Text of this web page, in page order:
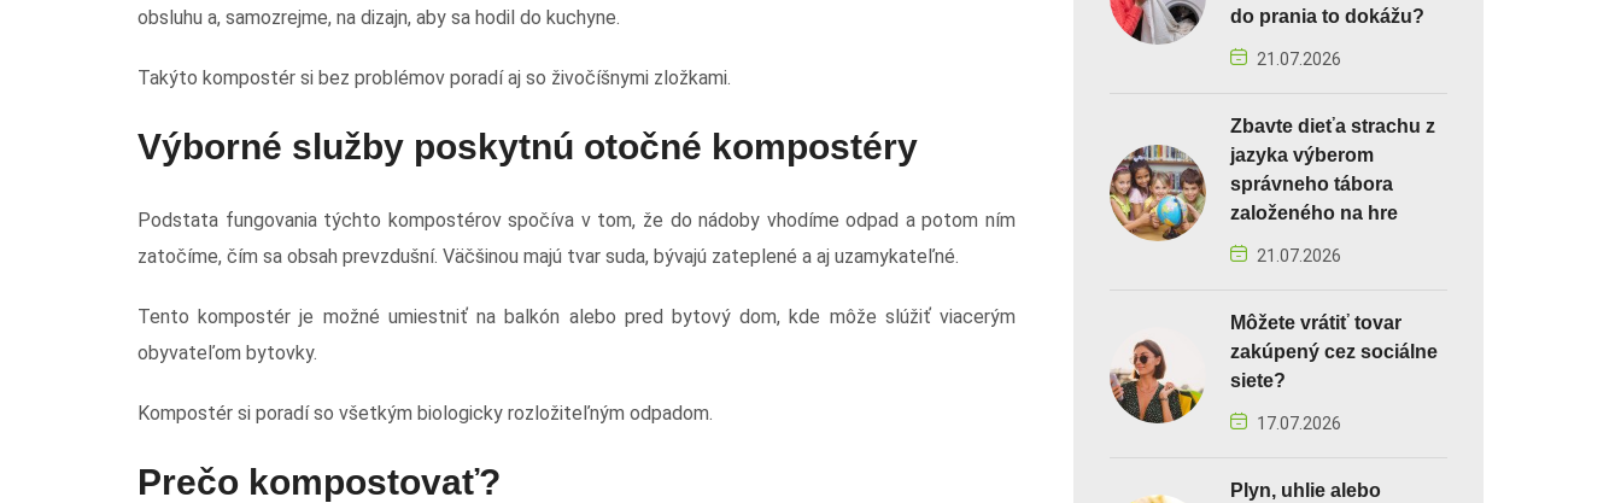
obsluhu a, samozrejme, na dizajn, aby sa hodil do kuchyne.
Takýto kompostér si bez problémov poradí aj so živočíšnymi zložkami.
Výborné služby poskytnú otočné kompostéry
Podstata fungovania týchto kompostérov spočíva v tom, že do nádoby vhodíme odpad a potom ním
zatočíme, čím sa obsah prevzdušní. Väčšinou majú tvar suda, bývajú zateplené a aj uzamykateľné.
Tento kompostér je možné umiestniť na balkón alebo pred bytový dom, kde môže slúžiť viacerým
obyvateľom bytovky.
Kompostér si poradí so všetkým biologicky rozložiteľným odpadom.
Prečo kompostovať?
do prania to dokážu?
21.07.2026
Zbavte dieťa strachu z
jazyka výberom
správneho tábora
založeného na hre
21.07.2026
Môžete vrátiť tovar
zakúpený cez sociálne
siete?
17.07.2026
Plyn, uhlie alebo